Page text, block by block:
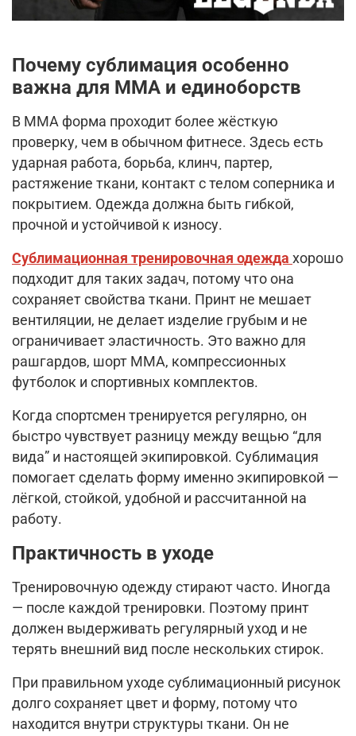
Почему сублимация особенно
важна для ММА и единоборств
В ММА форма проходит более жёсткую
проверку, чем в обычном фитнесе. Здесь есть
ударная работа, борьба, клинч, партер,
растяжение ткани, контакт с телом соперника и
покрытием. Одежда должна быть гибкой,
прочной и устойчивой к износу.
Сублимационная тренировочная одежда хорошо
подходит для таких задач, потому что она
сохраняет свойства ткани. Принт не мешает
вентиляции, не делает изделие грубым и не
ограничивает эластичность. Это важно для
рашгардов, шорт ММА, компрессионных
футболок и спортивных комплектов.
Когда спортсмен тренируется регулярно, он
быстро чувствует разницу между вещью “для
вида” и настоящей экипировкой. Сублимация
помогает сделать форму именно экипировкой —
лёгкой, стойкой, удобной и рассчитанной на
работу.
Практичность в уходе
Тренировочную одежду стирают часто. Иногда
— после каждой тренировки. Поэтому принт
должен выдерживать регулярный уход и не
терять внешний вид после нескольких стирок.
При правильном уходе сублимационный рисунок
долго сохраняет цвет и форму, потому что
находится внутри структуры ткани. Он не